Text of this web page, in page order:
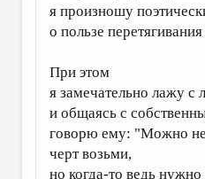
я произношу
о пользе
При этом
я замечательно лажу с
и общаясь с
говорю ему: "Можно
черт возьми,
но когда-то ведь